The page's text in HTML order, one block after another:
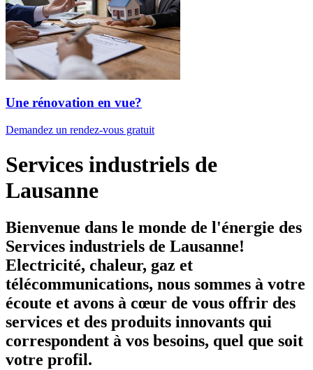
Une rénovation en vue?
Demandez un rendez-vous gratuit
Services industriels de
Lausanne
Bienvenue dans le monde de l'énergie des
Services industriels de Lausanne!
Electricité, chaleur, gaz et
télécommunications, nous sommes à votre
écoute et avons à cœur de vous offrir des
services et des produits innovants qui
correspondent à vos besoins, quel que soit
votre profil.